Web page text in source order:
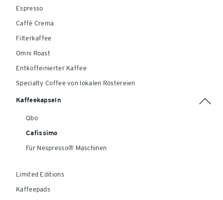
Espresso
Caffè Crema
Filterkaffee
Omni Roast
Entkoffeinierter Kaffee
Specialty Coffee von lokalen Röstereien
Kaffeekapseln
Qbo
Cafissimo
Für Nespresso® Maschinen
Limited Editions
Kaffeepads